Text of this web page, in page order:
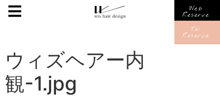
Web
Reserve
Tel
Reserve
ウィズヘアー内
観-1.jpg